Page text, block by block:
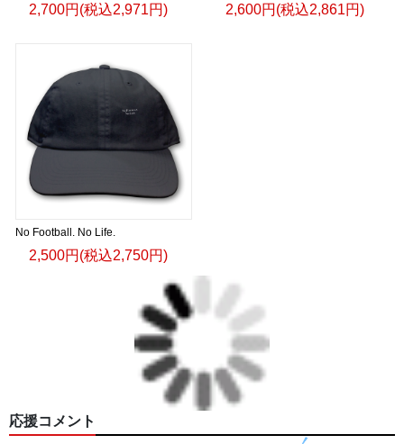
2,700円(税込2,971円) 2,600円(税込2,861円)
No Football. No Life.
2,500円(税込2,750円)
応援コメント